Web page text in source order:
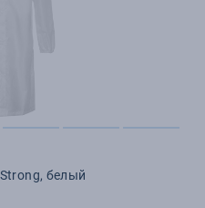
белый